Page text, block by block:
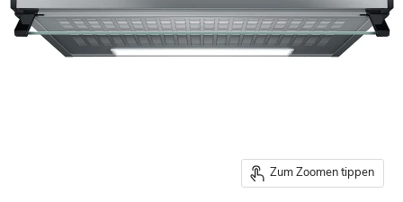
Zum Zoomen tippen